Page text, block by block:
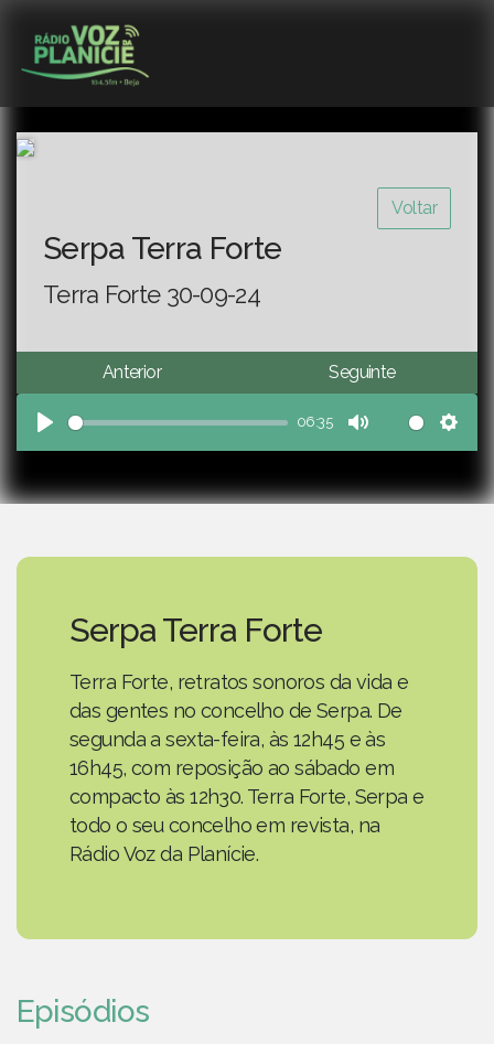
Voltar
Serpa Terra Forte
Terra Forte 30-09-24
Anterior Seguinte
Play
06:35
Mute
Serpa Terra Forte
Terra Forte, retratos sonoros da vida e
das gentes no concelho de Serpa. De
segunda a sexta-feira, às 12h45 e às
16h45, com reposição ao sábado em
compacto às 12h30. Terra Forte, Serpa e
todo o seu concelho em revista, na
Rádio Voz da Planície.
Episódios